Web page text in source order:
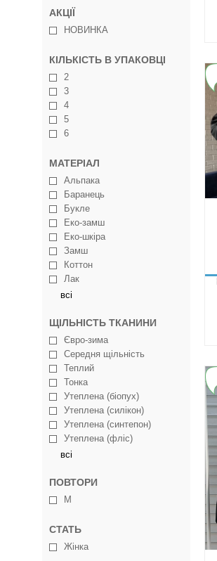
АКЦІЇ
НОВИНКА
КІЛЬКІСТЬ В УПАКОВЦІ
2
3
4
5
6
МАТЕРІАЛ
Альпака
Баранець
Букле
Еко-замш
Еко-шкіра
Замш
Коттон
Лак
всі
ЩІЛЬНІСТЬ ТКАНИНИ
Євро-зима
Середня щільність
Теплий
Тонка
Утеплена (біопух)
Утеплена (силікон)
Утеплена (синтепон)
Утеплена (фліс)
всі
ПОВТОРИ
M
СТАТЬ
Жінка